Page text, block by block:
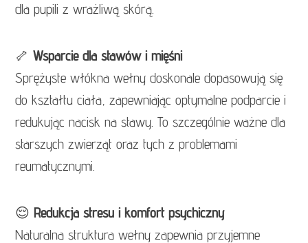
dla pupili z wrażliwą skórą.
🦴Wsparcie dla stawów i mięśni
Sprężyste włókna wełny doskonale dopasowują się
do kształtu ciała, zapewniając optymalne podparcie i
redukując nacisk na stawy. To szczególnie ważne dla
starszych zwierząt oraz tych z problemami
reumatycznymi.
😌Redukcja stresu i komfort psychiczny
Naturalna struktura wełny zapewnia przyjemne